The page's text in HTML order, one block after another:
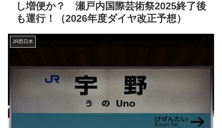
し増便か？ 瀬戸内国際芸術祭2025終了後
も運行！（2026年度ダイヤ改正予想）
JR西日本